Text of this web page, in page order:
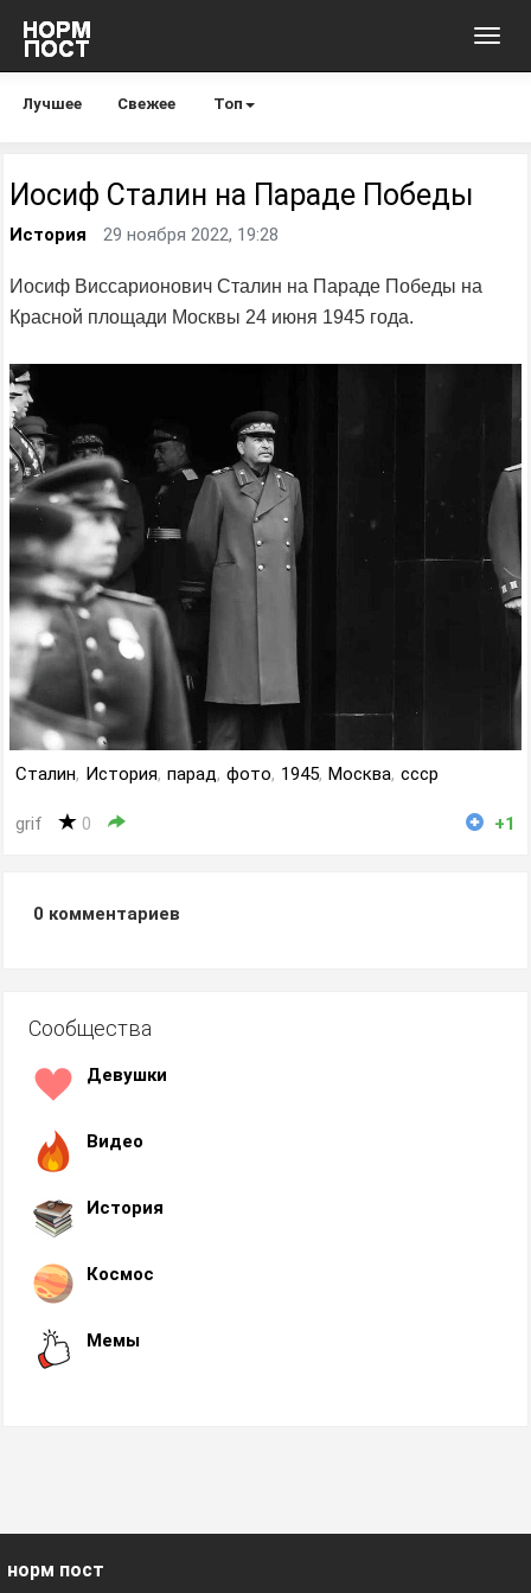
Лучшее Свежее Топ
Иосиф Сталин на Параде Победы
История 29 ноября 2022, 19:28
Иосиф Виссарионович Сталин на Параде Победы на
Красной площади Москвы 24 июня 1945 года.
Сталин, История, парад, фото, 1945, Москва, ссср
grif 0 +1
0 комментариев
Сообщества
Девушки
Видео
История
Космос
Мемы
норм пост